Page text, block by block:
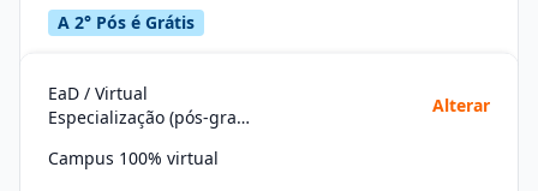
A 2° Pós é Grátis
EaD / Virtual
Especialização (pós-graduação)
Alterar
Campus 100% virtual